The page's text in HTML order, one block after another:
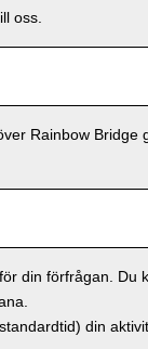
oss.
Rainbow Bridge
din förfrågan. Du
din